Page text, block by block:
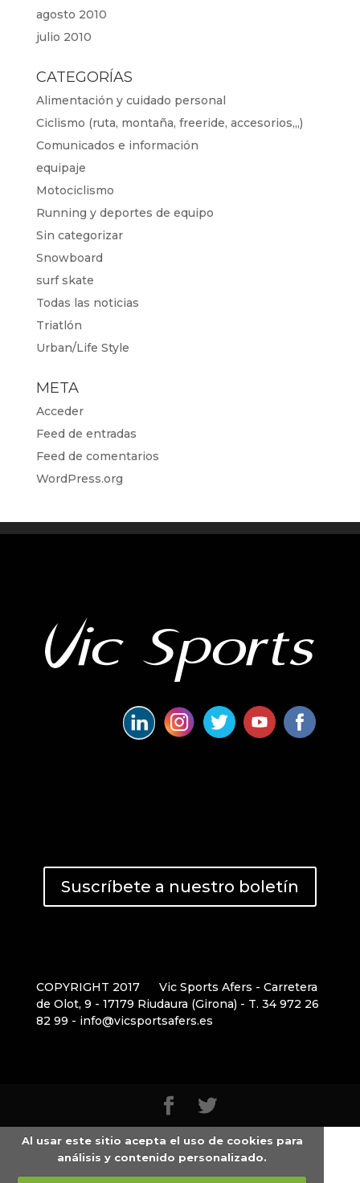
agosto 2010
julio 2010
CATEGORÍAS
Alimentación y cuidado personal
Ciclismo (ruta, montaña, freeride, accesorios,,,)
Comunicados e información
equipaje
Motociclismo
Running y deportes de equipo
Sin categorizar
Snowboard
surf skate
Todas las noticias
Triatlón
Urban/Life Style
META
Acceder
Feed de entradas
Feed de comentarios
WordPress.org
Suscríbete a nuestro boletín
COPYRIGHT 2017
Vic Sports Afers - Carretera
de Olot, 9 - 17179 Riudaura (Girona) - T. 34 972 26
82 99 - info@vicsportsafers.es
Al usar este sitio acepta el uso de cookies para
análisis y contenido personalizado.